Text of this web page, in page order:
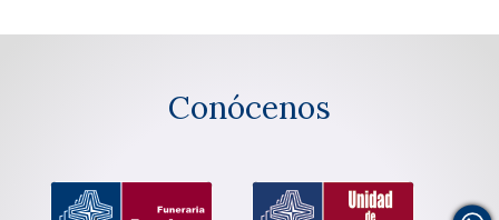
Conócenos